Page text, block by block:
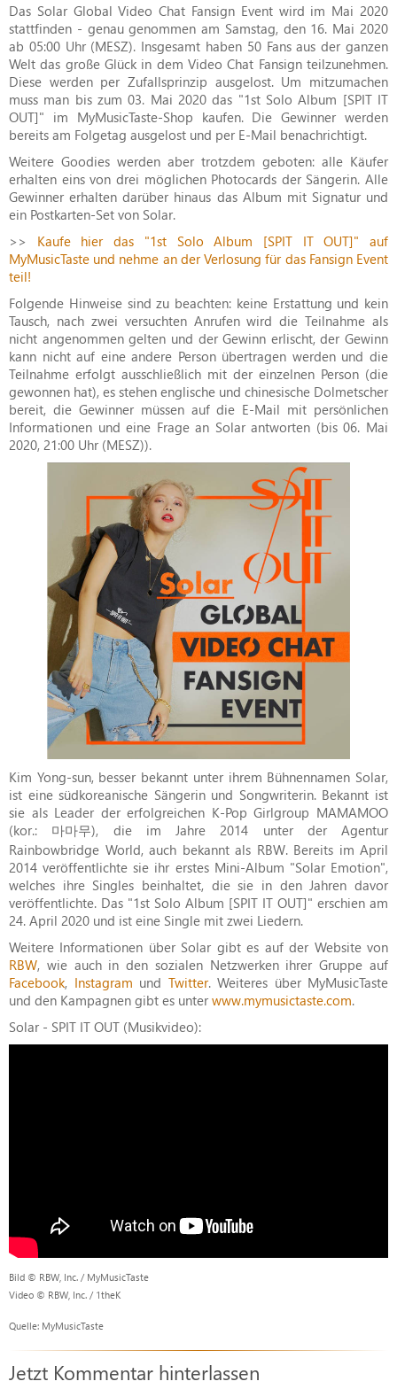
Das Solar Global Video Chat Fansign Event wird im Mai 2020
stattfinden - genau genommen am Samstag, den 16. Mai 2020
ab 05:00 Uhr (MESZ). Insgesamt haben 50 Fans aus der ganzen
Welt das große Glück in dem Video Chat Fansign teilzunehmen.
Diese werden per Zufallsprinzip ausgelost. Um mitzumachen
muss man bis zum 03. Mai 2020 das "1st Solo Album [SPIT IT
OUT]" im MyMusicTaste-Shop kaufen. Die Gewinner werden
bereits am Folgetag ausgelost und per E-Mail benachrichtigt.
Weitere Goodies werden aber trotzdem geboten: alle Käufer
erhalten eins von drei möglichen Photocards der Sängerin. Alle
Gewinner erhalten darüber hinaus das Album mit Signatur und
ein Postkarten-Set von Solar.
>> Kaufe hier das "1st Solo Album [SPIT IT OUT]" auf
MyMusicTaste und nehme an der Verlosung für das Fansign Event
teil!
Folgende Hinweise sind zu beachten: keine Erstattung und kein
Tausch, nach zwei versuchten Anrufen wird die Teilnahme als
nicht angenommen gelten und der Gewinn erlischt, der Gewinn
kann nicht auf eine andere Person übertragen werden und die
Teilnahme erfolgt ausschließlich mit der einzelnen Person (die
gewonnen hat), es stehen englische und chinesische Dolmetscher
bereit, die Gewinner müssen auf die E-Mail mit persönlichen
Informationen und eine Frage an Solar antworten (bis 06. Mai
2020, 21:00 Uhr (MESZ)).
Kim Yong-sun, besser bekannt unter ihrem Bühnennamen Solar,
ist eine südkoreanische Sängerin und Songwriterin. Bekannt ist
sie als Leader der erfolgreichen K-Pop Girlgroup MAMAMOO
(kor.: 마마무), die im Jahre 2014 unter der Agentur
Rainbowbridge World, auch bekannt als RBW. Bereits im April
2014 veröffentlichte sie ihr erstes Mini-Album "Solar Emotion",
welches ihre Singles beinhaltet, die sie in den Jahren davor
veröffentlichte. Das "1st Solo Album [SPIT IT OUT]" erschien am
24. April 2020 und ist eine Single mit zwei Liedern.
Weitere Informationen über Solar gibt es auf der Website von
RBW, wie auch in den sozialen Netzwerken ihrer Gruppe auf
Facebook, Instagram und Twitter. Weiteres über MyMusicTaste
und den Kampagnen gibt es unter www.mymusictaste.com.
Solar - SPIT IT OUT (Musikvideo):
Bild © RBW, Inc. / MyMusicTaste
Video © RBW, Inc. / 1theK
Quelle: MyMusicTaste
Jetzt Kommentar hinterlassen